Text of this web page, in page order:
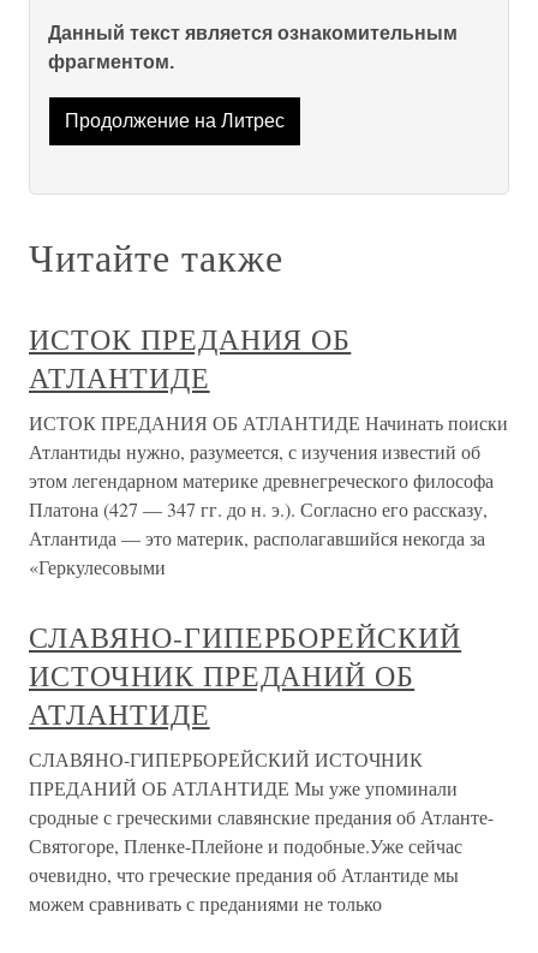
Данный текст является ознакомительным
фрагментом.
Продолжение на Литрес
Читайте также
ИСТОК ПРЕДАНИЯ ОБ
АТЛАНТИДЕ
ИСТОК ПРЕДАНИЯ ОБ АТЛАНТИДЕ Начинать поиски
Атлантиды нужно, разумеется, с изучения известий об
этом легендарном материке древнегреческого философа
Платона (427 — 347 гг. до н. э.). Согласно его рассказу,
Атлантида — это материк, располагавшийся некогда за
«Геркулесовыми
СЛАВЯНО-ГИПЕРБОРЕЙСКИЙ
ИСТОЧНИК ПРЕДАНИЙ ОБ
АТЛАНТИДЕ
СЛАВЯНО-ГИПЕРБОРЕЙСКИЙ ИСТОЧНИК
ПРЕДАНИЙ ОБ АТЛАНТИДЕ Мы уже упоминали
сродные с греческими славянские предания об Атланте-
Святогоре, Пленке-Плейоне и подобные.Уже сейчас
очевидно, что греческие предания об Атлантиде мы
можем сравнивать с преданиями не только